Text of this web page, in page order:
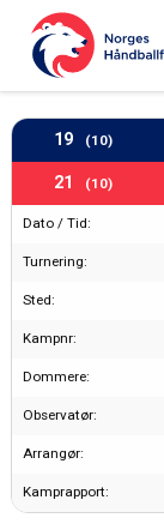
19 (10)
21 (10)
Dato / Tid:
Turnering:
Sted:
Kampnr:
Dommere:
Observatør:
Arrangør:
Kamprapport: